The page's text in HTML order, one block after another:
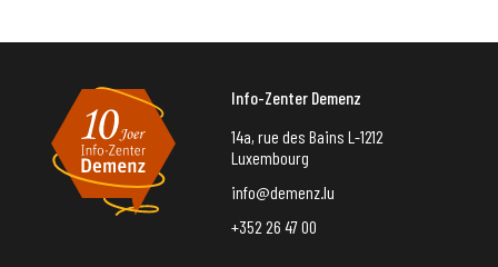
Info-Zenter Demenz
14a, rue des Bains L-1212
Luxembourg
info@demenz.lu
+352 26 47 00